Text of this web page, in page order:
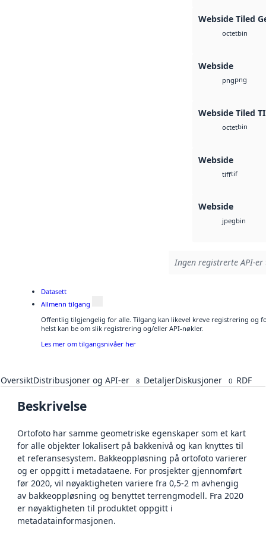
Webside Tiled
octetbin
Webside
pngpng
Webside Tiled
octetbin
Webside
tifftif
Webside
jpegbin
Ingen registrerte API-
Datasett
Allmenn tilgang
Offentlig tilgjengelig for alle. Tilgang kan likevel kreve registrering og
helst kan be om slik registrering og/eller API-nøkler.
Les mer om tilgangsnivåer her
OversiktDistribusjoner og API-er 8 DetaljerDiskusjoner 0 RDF
Beskrivelse
Ortofoto har samme geometriske egenskaper som et kart
for alle objekter lokalisert på bakkenivå og kan knyttes til
et referansesystem. Bakkeoppløsning på ortofoto varierer
og er oppgitt i metadataene. For prosjekter gjennomført
før 2020, vil nøyaktigheten variere fra 0,5-2 m avhengig
av bakkeoppløsning og benyttet terrengmodell. Fra 2020
er nøyaktigheten til produktet oppgitt i
metadatainformasjonen.